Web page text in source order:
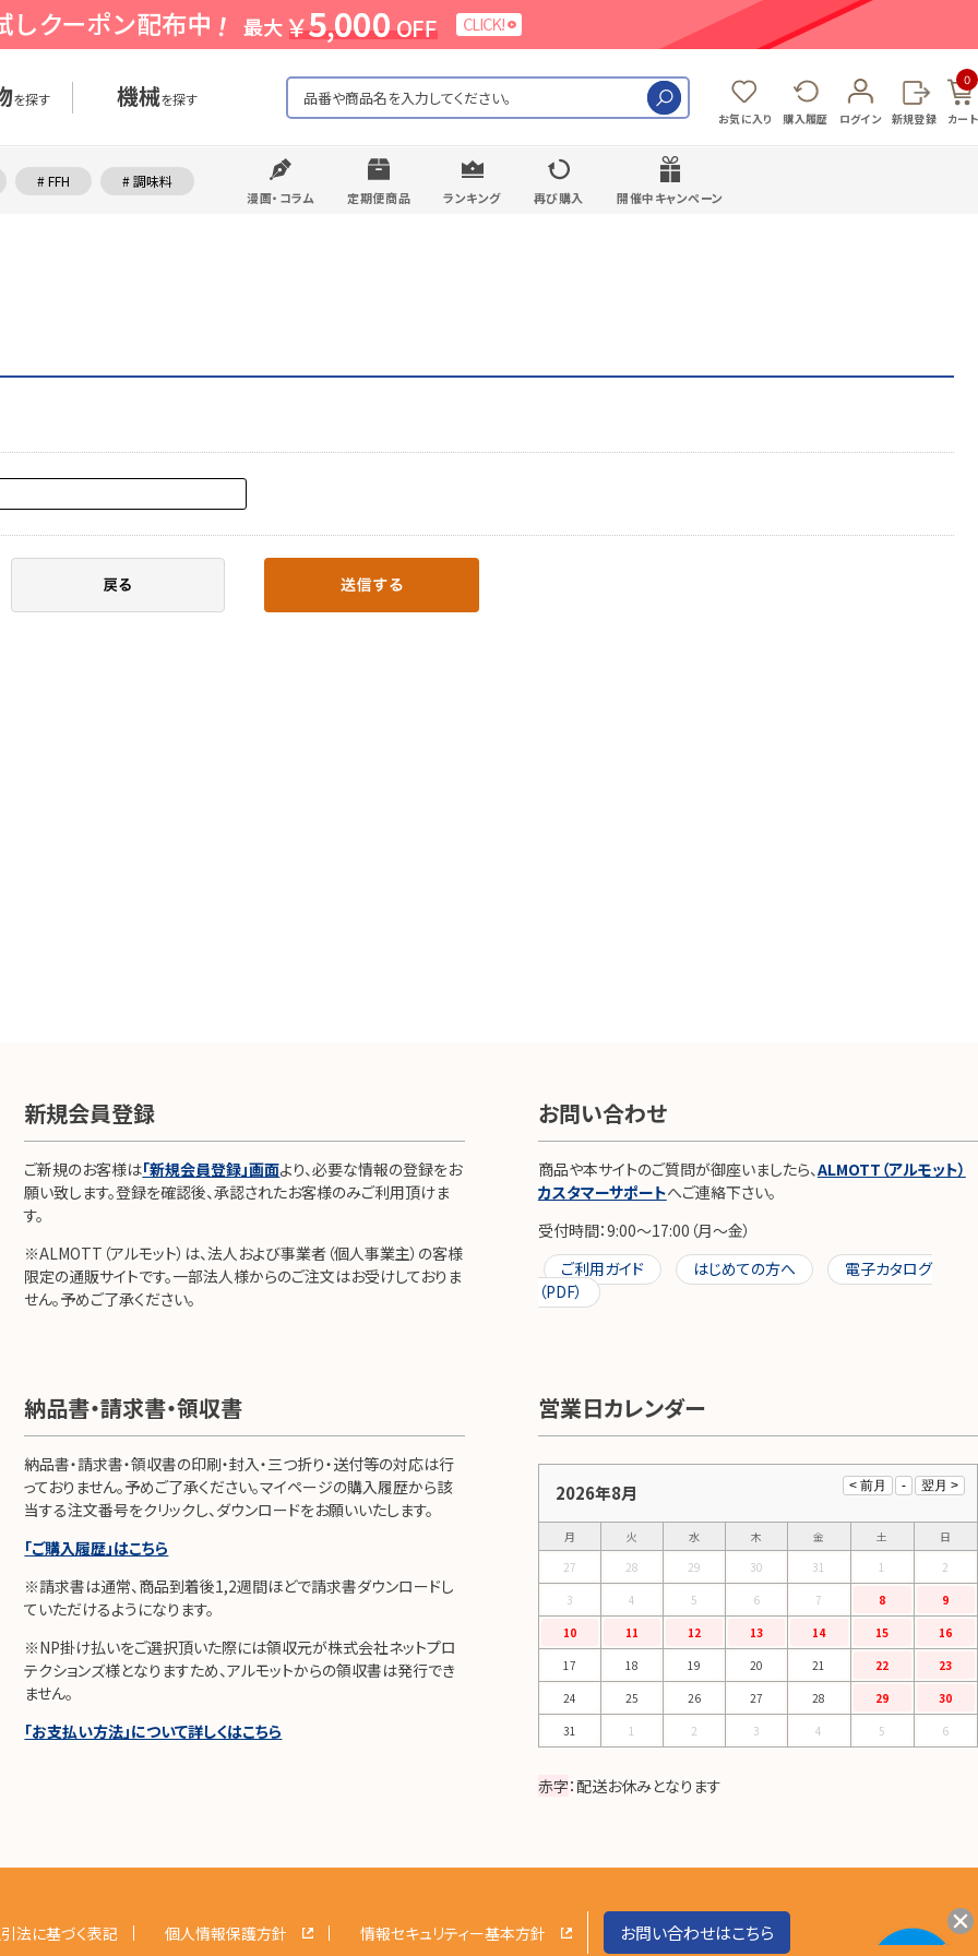
を探す 機械を探す
検索
お気に入り
購入履歴 ログイン 新規登録 カート
0
# FFH # 調味料
漫画・コラム 定期便商品 ランキング 再び購入 開催中キャンペーン
新規会員登録
ご新規のお客様は「新規会員登録」画面より、必要な情報の登録をお
願い致します。登録を確認後、承認されたお客様のみご利用頂けま
す。
※ALMOTT（アルモット）は、法人および事業者（個人事業主）の客様
限定の通販サイトです。一部法人様からのご注文はお受けしておりま
せん。予めご了承ください。
お問い合わせ
商品や本サイトのご質問が御座いましたら、ALMOTT（アルモット）
カスタマーサポートへご連絡下さい。
受付時間：9:00～17:00（月～金）
ご利用ガイド
はじめての方へ
電子カタログ
（PDF）
納品書・請求書・領収書
納品書・請求書・領収書の印刷・封入・三つ折り・送付等の対応は行
っておりません。予めご了承ください。マイページの購入履歴から該
当する注文番号をクリックし、ダウンロードをお願いいたします。
「ご購入履歴」はこちら
※請求書は通常、商品到着後1,2週間ほどで請求書ダウンロードし
ていただけるようになります。
※NP掛け払いをご選択頂いた際には領収元が株式会社ネットプロ
テクションズ様となりますため、アルモットからの領収書は発行でき
ません。
「お支払い方法」について詳しくはこちら
営業日カレンダー
2026年8月
月 火 水 木 金 土
日
27
28 29 30 31 1
2
3
4 5 6 7 8
9
10
11 12 13 14 15
16
17
18 19 20 21 22
23
24
25 26 27 28 29
30
31
1 2 3 4 5 6
赤字：配送お休みとなります
法に基づく表記 個人情報保護方針 情報セキュリティー基本方針 お問い合わせはこちら